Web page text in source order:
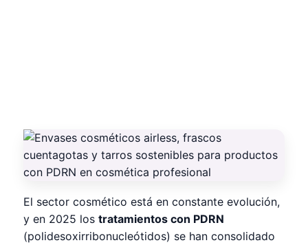
El sector cosmético está en constante evolución,
y en 2025 los tratamientos con PDRN
(polidesoxirribonucleótidos) se han consolidado